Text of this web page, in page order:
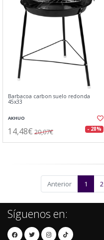
Barbacoa carbon suelo redonda
45x33
AKHUO
14,48€ 20,07€ - 28%
Anterior 1 2
Síguenos en: